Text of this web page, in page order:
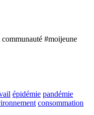
#moijeune
épidémie pandémie
consommation